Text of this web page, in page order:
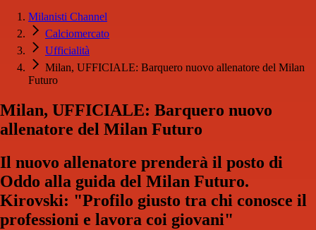
Milanisti Channel
Calciomercato
Ufficialità
Milan, UFFICIALE: Barquero nuovo allenatore del Milan
Futuro
Milan, UFFICIALE: Barquero nuovo
allenatore del Milan Futuro
Il nuovo allenatore prenderà il posto di
Oddo alla guida del Milan Futuro.
Kirovski: "Profilo giusto tra chi conosce il
professioni e lavora coi giovani"